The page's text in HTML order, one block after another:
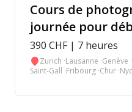
Cours de
journée pour
390 CHF | 7 heures
Zurich ·Lausanne ·Genève ·
Saint-Gall ·Fribourg ·Chur ·